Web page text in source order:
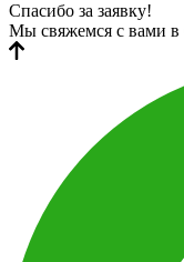
Спасибо за заявку!
Мы свяжемся с вами